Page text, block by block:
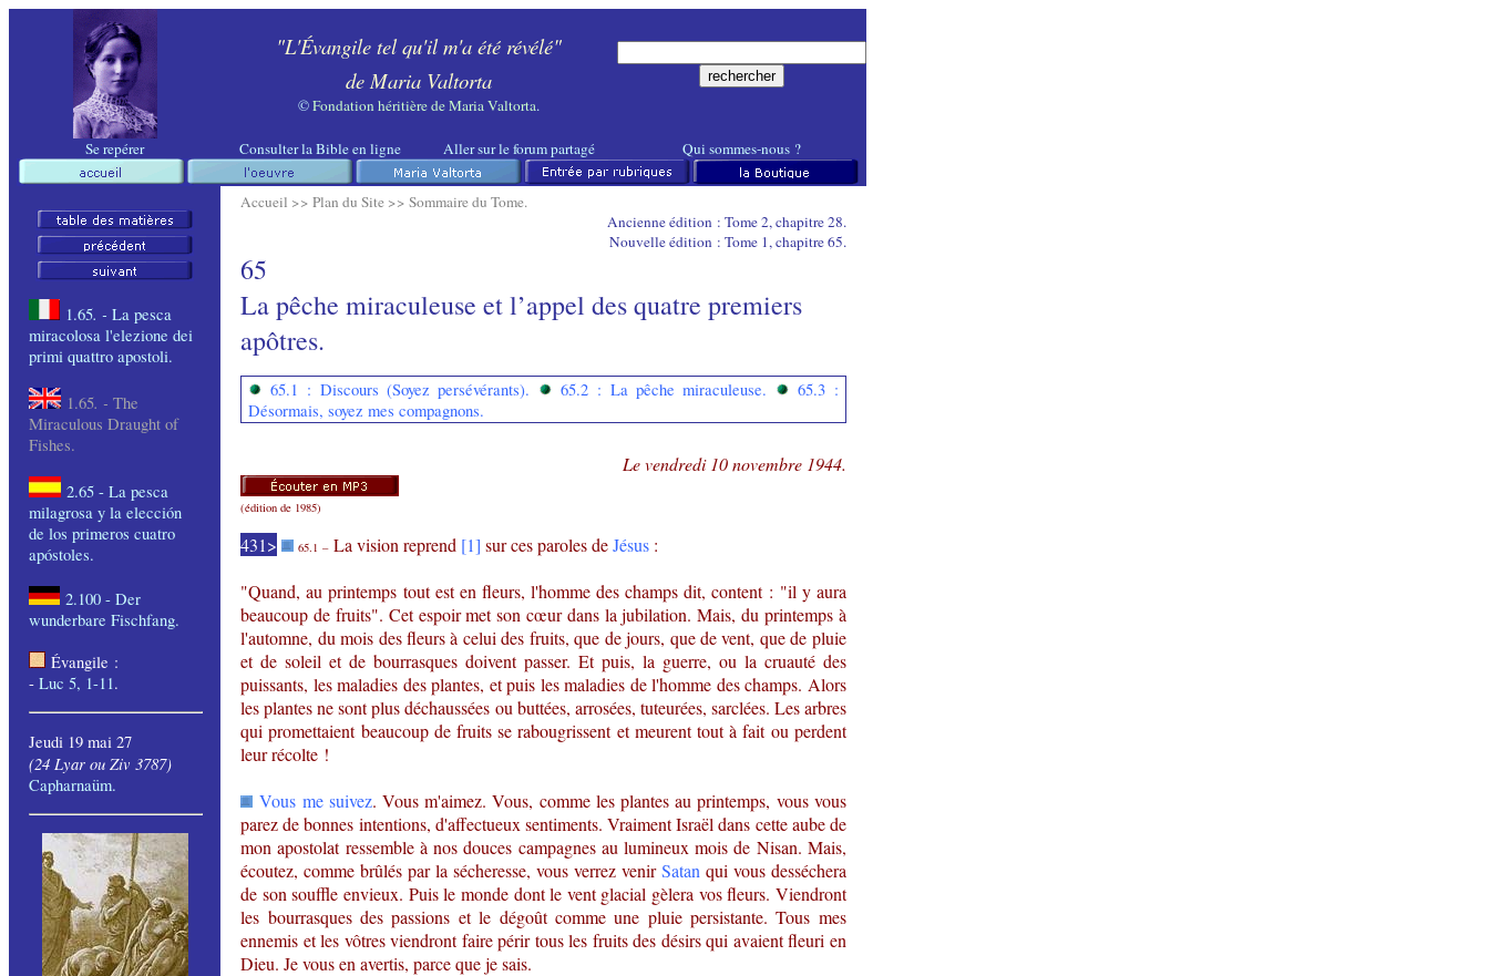
"L'Évangile tel qu'il m'a été révélé"
de Maria Valtorta
©Fondation héritière de Maria Valtorta.
Se repérer Consulter la Bible en ligne Aller sur le forum partagé Qui sommes-nous ?
1.65. -La pesca
miracolosa l'elezione dei
primi quattro apostoli.
1.65. -The
Miraculous Draught of
Fishes.
2.65 - La pesca
milagrosa y laelección
delos primeros cuatro
apóstoles.
2.100 -Der
wunderbare Fischfang.
Évangile :
-Luc 5, 1-11.
Jeudi 19 mai 27
(24 Lyar ou Ziv 3787)
Capharnaüm.
Accueil >> Plan du Site >>Sommaire du Tome.
Ancienne édition : Tome 2, chapitre 28.
Nouvelle édition : Tome 1, chapitre 65.
65
La pêche miraculeuse et l’appel des quatre premiers
apôtres.
65.1 : Discours (Soyez persévérants). 65.2 : La pêche miraculeuse.
65.3 :
Désormais, soyez mes compagnons.
Le vendredi 10 novembre 1944.
(édition de 1985)
431> 65.1 –La vision reprend [1] sur ces paroles deJésus :
"Quand, au printemps tout est en fleurs, l'homme des champs dit, content : "il y aura
beaucoup de fruits". Cet espoir met son cœur dans la jubilation. Mais, du printemps à
l'automne, du mois des fleurs à celui des fruits, que de jours, que de vent, que de pluie
et de soleil et de bourrasques doivent passer. Et puis, la guerre, ou la cruauté des
puissants, les maladies des plantes, et puis les maladies de l'homme des champs. Alors
les plantes ne sont plus déchaussées ou buttées, arrosées, tuteurées, sarclées. Les arbres
qui promettaient beaucoup de fruits se rabougrissent et meurent tout à fait ou perdent
leur récolte !
Vous me suivez. Vous m'aimez. Vous, comme les plantes au printemps, vous vous
parez de bonnes intentions, d'affectueux sentiments. Vraiment Israël dans cette aube de
mon apostolat ressemble à nos douces campagnes au lumineux mois de Nisan. Mais,
écoutez, comme brûlés par la sécheresse, vous verrez venirSatan qui vous desséchera
de son souffle envieux. Puis le monde dont le vent glacial gèlera vos fleurs. Viendront
les bourrasques des passions et le dégoût comme une pluie persistante. Tous mes
ennemis et les vôtres viendront faire périr tous les fruits des désirs qui avaient fleuri en
Dieu. Je vous en avertis, parce que je sais.